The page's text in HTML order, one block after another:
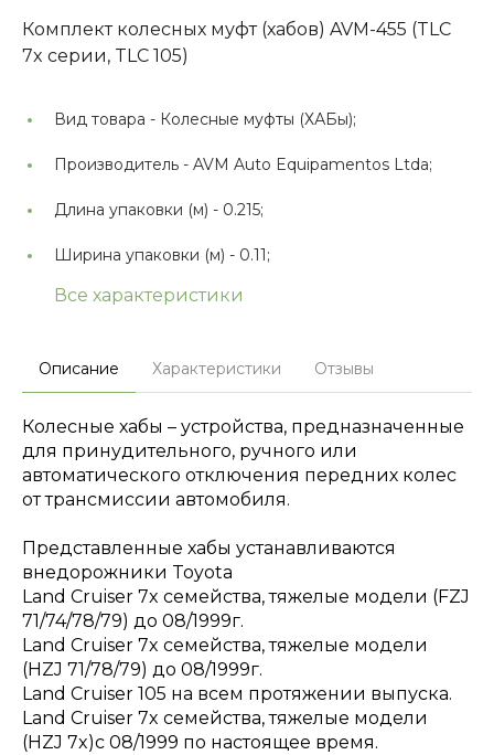
Комплект колесных муфт (хабов) AVM-455 (TLC
7x серии, TLC 105)
Вид товара - Колесные муфты (ХАБы);
Производитель - AVM Auto Equipamentos Ltda;
Длина упаковки (м) - 0.215;
Ширина упаковки (м) - 0.11;
Все характеристики
Описание Характеристики Отзывы
Колесные хабы – устройства, предназначенные
для принудительного, ручного или
автоматического отключения передних колес
от трансмиссии автомобиля.
Представленные хабы устанавливаются
внедорожники Toyota
Land Cruiser 7x семейства, тяжелые модели (FZJ
71/74/78/79) до 08/1999г.
Land Cruiser 7x семейства, тяжелые модели
(HZJ 71/78/79) до 08/1999г.
Land Cruiser 105 на всем протяжении выпуска.
Land Cruiser 7x семейства, тяжелые модели
(HZJ 7x)c 08/1999 по настоящее время.